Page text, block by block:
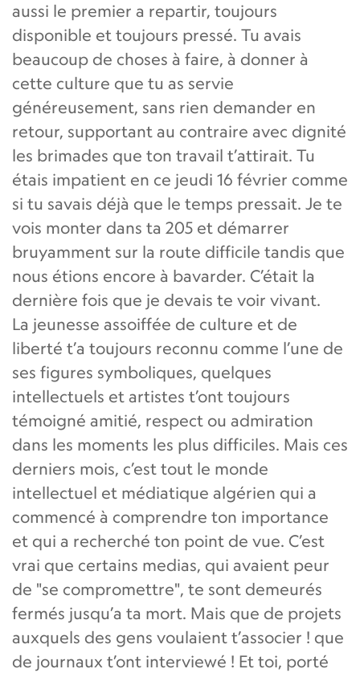
aussi le premier a repartir, toujours
disponible et toujours pressé. Tu avais
beaucoup de choses à faire, à donner à
cette culture que tu as servie
généreusement, sans rien demander en
retour, supportant au contraire avec dignité
les brimades que ton travail t’attirait. Tu
étais impatient en ce jeudi 16 février comme
si tu savais déjà que le temps pressait. Je te
vois monter dans ta 205 et démarrer
bruyamment sur la route difficile tandis que
nous étions encore à bavarder. C’était la
dernière fois que je devais te voir vivant.
La jeunesse assoiffée de culture et de
liberté t’a toujours reconnu comme l’une de
ses figures symboliques, quelques
intellectuels et artistes t’ont toujours
témoigné amitié, respect ou admiration
dans les moments les plus difficiles. Mais ces
derniers mois, c’est tout le monde
intellectuel et médiatique algérien qui a
commencé à comprendre ton importance
et qui a recherché ton point de vue. C’est
vrai que certains medias, qui avaient peur
de "se compromettre", te sont demeurés
fermés jusqu’a ta mort. Mais que de projets
auxquels des gens voulaient t’associer ! que
de journaux t’ont interviewé ! Et toi, porté